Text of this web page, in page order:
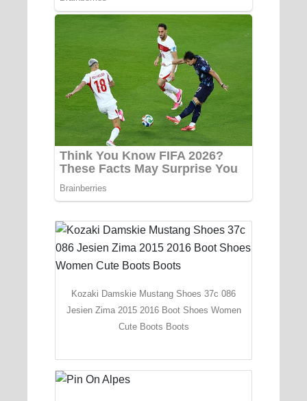
Kozaki Damskie Mustang Shoes 37c 086
Jesien Zima 2015 2016 Boot Shoes Women
Cute Boots Boots